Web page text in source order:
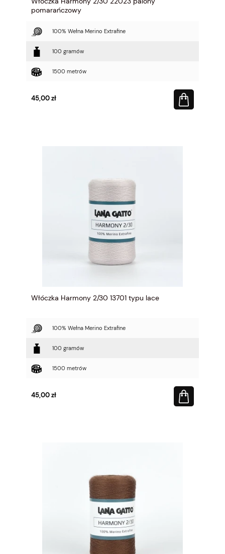
pomarańczowy
100% Wełna Merino Extrafine
100 gramów
1500 metrów
45,00 zł
Włóczka Harmony 2/30 13701 typu lace
100% Wełna Merino Extrafine
100 gramów
1500 metrów
45,00 zł